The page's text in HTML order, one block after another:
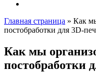
Главная страница » Как
постобработки для 3D-
Как мы
постобработки